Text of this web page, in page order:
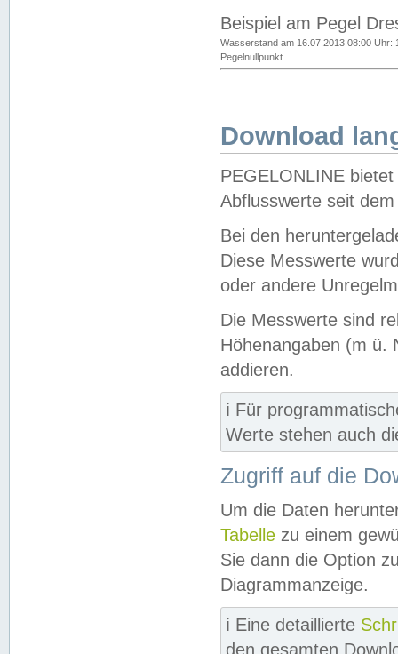
Beispiel am Pegel
Wasserstand am 16.07.2013 08:00 Uhr:
Pegelnullpunkt
Download
PEGELONLINE
Abflusswerte seit
Bei den
Diese Messwerte
oder andere
Die Messwerte sind
Höhenangaben (m ü.
addieren.
ℹ️ Für
Werte stehen auch
Zugriff auf die
Um die Daten
Tabelle zu einem
Sie dann die Option
Diagrammanzeige.
ℹ️ Eine detaillierte
den gesamten